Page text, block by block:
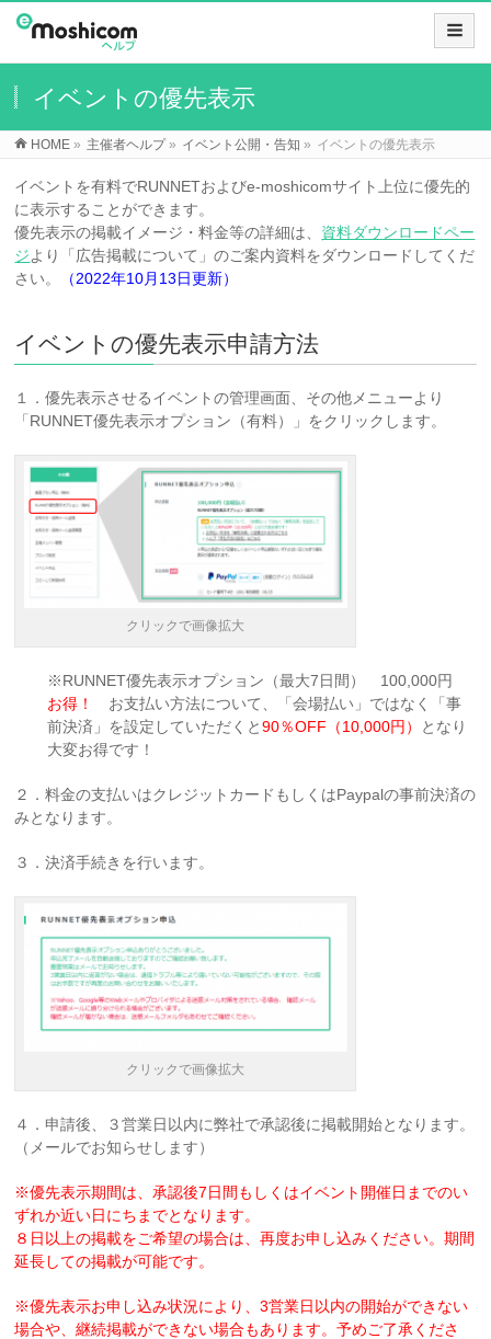
イベントの優先表示
HOME » 主催者ヘルプ» イベント公開・告知 » イベントの優先表示
イベントを有料でRUNNETおよびe-moshicomサイト上位に優先的
に表示することができます。
優先表示の掲載イメージ・料金等の詳細は、 資料ダウンロードペー
ジより「広告掲載について」のご案内資料をダウンロードしてくだ
さい。
（2022年10月13日更新）
イベントの優先表示申請方法
１．優先表示させるイベントの管理画面、その他メニューより
「RUNNET優先表示オプション（有料）」をクリックします。
クリックで画像拡大
※RUNNET優先表示オプション（最大7日間） 100,000円
お得！ お支払い方法について、「会場払い」ではなく「事
前決済」を設定していただくと90％OFF（10,000円） となり
大変お得です！
２．料金の支払いはクレジットカードもしくはPaypalの事前決済の
みとなります。
３．決済手続きを行います。
クリックで画像拡大
４．申請後、３営業日以内に弊社で承認後に掲載開始となります。
（メールでお知らせします）
※優先表示期間は、承認後7日間もしくはイベント開催日までのい
ずれか近い日にちまでとなります。
８日以上の掲載をご希望の場合は、再度お申し込みください。期間
延長しての掲載が可能です。
※優先表示お申し込み状況により、3営業日以内の開始ができない
場合や、継続掲載ができない場合もあります。予めご了承くださ